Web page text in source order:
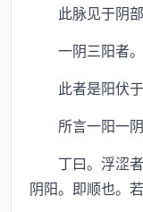
此脉见于阴部
一阴三阳者。
此者是阳伏于
所言一阳一阴
丁曰。浮涩者
阴阳。即顺也。